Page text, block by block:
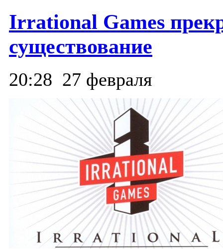
Irrational Games
существование
20:28 27 февраля